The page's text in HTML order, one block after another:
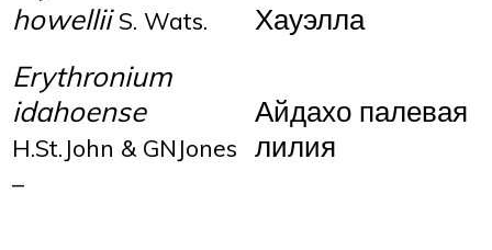
howellii S. Wats.
Хауэлла
Erythronium
idahoense
H.St.John & GNJones
–
Айдахо палевая
лилия